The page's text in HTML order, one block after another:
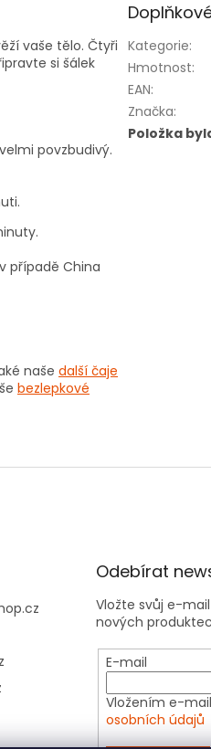
vaše tělo. Čtyři
si šálek
povzbudivý.
případě China
naše další čaje
bezlepkové
Kategorie:
Hmotnost:
EAN:
Značka:
Položka
Odebírat
Vložte svůj e-
nových
E-mail
Vložením e-
osobních údajů